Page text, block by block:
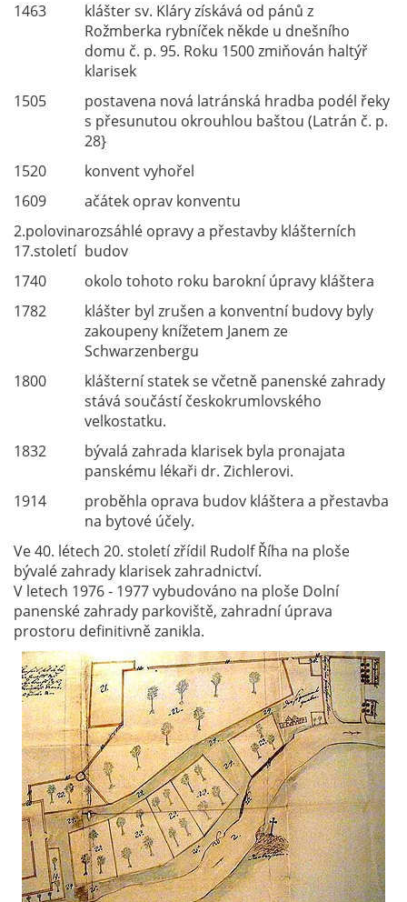
1463
klášter sv. Kláry získává od pánů z
Rožmberka rybníček někde u dnešního
domu č. p. 95. Roku 1500 zmiňován haltýř
klarisek
1505
postavena nová latránská hradba podél řeky
s přesunutou okrouhlou baštou (Latrán č. p.
28}
1520
konvent vyhořel
1609
ačátek oprav konventu
2.polovina
17.století
rozsáhlé opravy a přestavby klášterních
budov
1740
okolo tohoto roku barokní úpravy kláštera
1782
klášter byl zrušen a konventní budovy byly
zakoupeny knížetem Janem ze
Schwarzenbergu
1800
klášterní statek se včetně panenské zahrady
stává součástí českokrumlovského
velkostatku.
1832
bývalá zahrada klarisek byla pronajata
panskému lékaři dr. Zichlerovi.
1914
proběhla oprava budov kláštera a přestavba
na bytové účely.
Ve 40. létech 20. století zřídil Rudolf Říha na ploše
bývalé zahrady klarisek zahradnictví.
V letech 1976 - 1977 vybudováno na ploše Dolní
panenské zahrady parkoviště, zahradní úprava
prostoru definitivně zanikla.